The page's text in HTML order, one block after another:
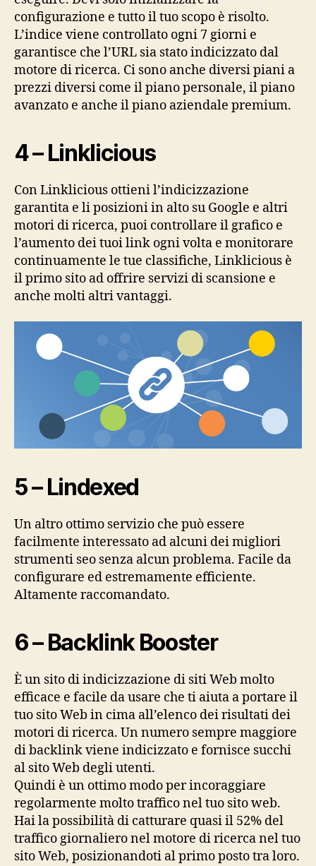
configurazione e tutto il tuo scopo è risolto.
L’indice viene controllato ogni 7 giorni e
garantisce che l’URL sia stato indicizzato dal
motore di ricerca. Ci sono anche diversi piani a
prezzi diversi come il piano personale, il piano
avanzato e anche il piano aziendale premium.
4 – Linklicious
Con Linklicious ottieni l’indicizzazione
garantita e li posizioni in alto su Google e altri
motori di ricerca, puoi controllare il grafico e
l’aumento dei tuoi link ogni volta e monitorare
continuamente le tue classifiche, Linklicious è
il primo sito ad offrire servizi di scansione e
anche molti altri vantaggi.
5 – Lindexed
Un altro ottimo servizio che può essere
facilmente interessato ad alcuni dei migliori
strumenti seo senza alcun problema. Facile da
configurare ed estremamente efficiente.
Altamente raccomandato.
6 – Backlink Booster
È un sito di indicizzazione di siti Web molto
efficace e facile da usare che ti aiuta a portare il
tuo sito Web in cima all’elenco dei risultati dei
motori di ricerca. Un numero sempre maggiore
di backlink viene indicizzato e fornisce succhi
al sito Web degli utenti.
Quindi è un ottimo modo per incoraggiare
regolarmente molto traffico nel tuo sito web.
Hai la possibilità di catturare quasi il 52% del
traffico giornaliero nel motore di ricerca nel tuo
sito Web, posizionandoti al primo posto tra loro.